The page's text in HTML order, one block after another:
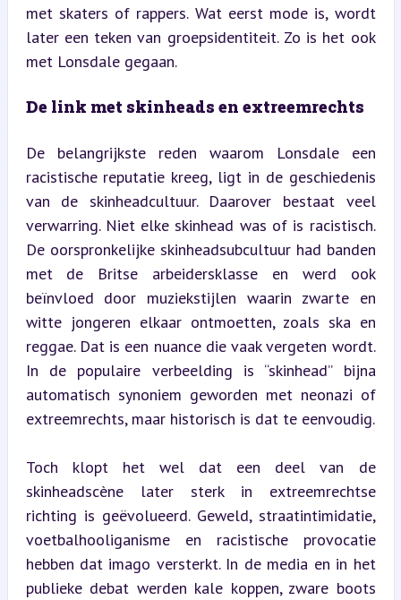
met skaters of rappers. Wat eerst mode is, wordt
later een teken van groepsidentiteit. Zo is het ook
met Lonsdale gegaan.
De link met skinheads en extreemrechts
De belangrijkste reden waarom Lonsdale een
racistische reputatie kreeg, ligt in de geschiedenis
van de skinheadcultuur. Daarover bestaat veel
verwarring. Niet elke skinhead was of is racistisch.
De oorspronkelijke skinheadsubcultuur had banden
met de Britse arbeidersklasse en werd ook
beïnvloed door muziekstijlen waarin zwarte en
witte jongeren elkaar ontmoetten, zoals ska en
reggae. Dat is een nuance die vaak vergeten wordt.
In de populaire verbeelding is “skinhead” bijna
automatisch synoniem geworden met neonazi of
extreemrechts, maar historisch is dat te eenvoudig.
Toch klopt het wel dat een deel van de
skinheadscène later sterk in extreemrechtse
richting is geëvolueerd. Geweld, straatintimidatie,
voetbalhooliganisme en racistische provocatie
hebben dat imago versterkt. In de media en in het
publieke debat werden kale koppen, zware boots